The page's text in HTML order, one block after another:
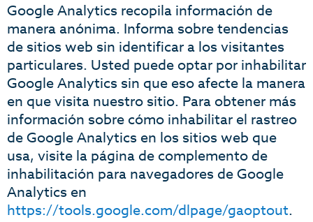
Google Analytics recopila información de
manera anónima. Informa sobre tendencias
de sitios web sin identificar a los visitantes
particulares. Usted puede optar por inhabilitar
Google Analytics sin que eso afecte la manera
en que visita nuestro sitio. Para obtener más
información sobre cómo inhabilitar el rastreo
de Google Analytics en los sitios web que
usa, visite la página de complemento de
inhabilitación para navegadores de Google
Analytics en
https://tools.google.com/dlpage/gaoptout.